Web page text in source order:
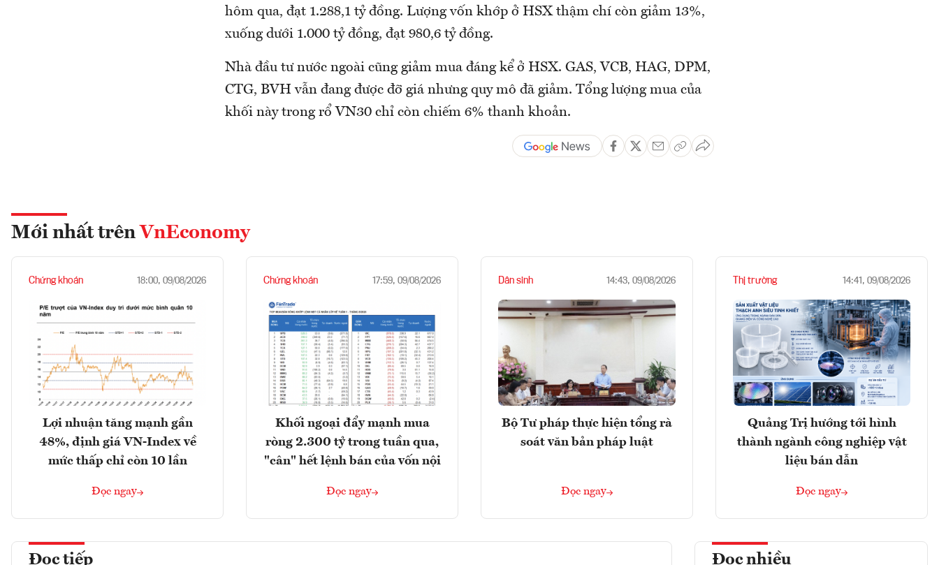
hôm qua, đạt 1.288,1 tỷ đồng. Lượng vốn khớp ở HSX thậm chí còn giảm 13%,
xuống dưới 1.000 tỷ đồng, đạt 980,6 tỷ đồng.
Nhà đầu tư nước ngoài cũng giảm mua đáng kể ở HSX. GAS, VCB, HAG, DPM,
CTG, BVH vẫn đang được đỡ giá nhưng quy mô đã giảm. Tổng lượng mua của
khối này trong rổ VN30 chỉ còn chiếm 6% thanh khoản.
Mới nhất trên VnEconomy
Chứng khoán 18:00, 09/08/2026
Lợi nhuận tăng mạnh gần
48%, định giá VN-Index về
mức thấp chỉ còn 10 lần
Đọc ngay
Chứng khoán 17:59, 09/08/2026
Khối ngoại đẩy mạnh mua
ròng 2.300 tỷ trong tuần qua,
"cân" hết lệnh bán của vốn nội
Đọc ngay
Dân sinh 14:43, 09/08/2026
Bộ Tư pháp thực hiện tổng rà
soát văn bản pháp luật
Đọc ngay
Thị trường 14:41, 09/08/2026
Quảng Trị hướng tới hình
thành ngành công nghiệp vật
liệu bán dẫn
Đọc ngay
Đọc tiếp Đọc nhiều